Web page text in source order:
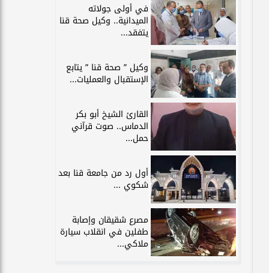
في أولى جولاته
الميدانية.. وكيل صحة قنا
يتفقد...
وكيل ” صحة قنا ” يتابع
الإستقبال والعمليات...
القارئ الشيخ أبو بكر
الدماس.. صوت قرآني
حمل...
أول رد من جامعة قنا بعد
شكوي ...
مصرع شقيقان وإصابة
طفلين في انقلاب سيارة
ملاكي...